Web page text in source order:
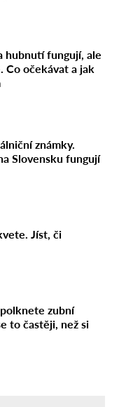
hubnutí fungují, ale
Co očekávat a jak
známky.
Slovensku fungují
Jíst, či
zubní
to častěji, než si